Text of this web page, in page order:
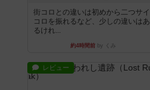
街コロとの違いは初めから二つサイ
コロを振れるなど、少しの違いはあ
るけれ...
約4時間前by くみ
レビュー